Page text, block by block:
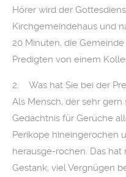
Hörer wird der
Kirchgemeindehaus und
20 Minuten, die
Predigten von einem
2. Was hat Sie bei der
Als Mensch, der sehr
Gedächtnis für Gerüche
Perikope hineingerochen
herausge-rochen. Das
Gestank, viel Vergnügen